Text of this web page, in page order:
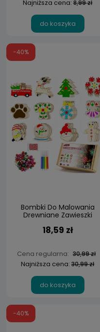
Najniższa cena: 8,99 zł
do koszyka
Bombki Do Malowania
Drewniane Zawieszki
18,59 zł
Cena regularna: 30,99 zł
Najniższa cena: 30,99 zł
do koszyka
-40%
-40%